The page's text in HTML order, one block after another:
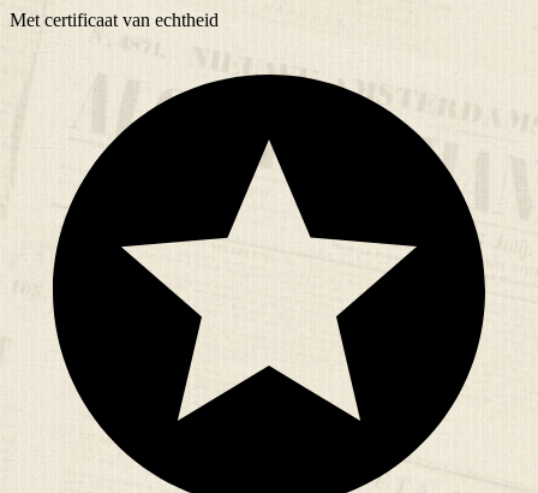
Met certificaat van echtheid